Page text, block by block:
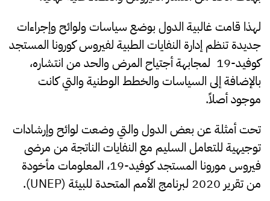
لهذا قامت غالبية الدول بوضع سياسات ولوائح وإجراءات
جديدة تنظم إدارة النفايات الطبية لفيروس كورونا المستجد
كوفيد-19 لمجابهة أجتياح المرض والحد من انتشاره،
بالإضافة إلى السياسات والخطط الوطنية والتي كانت
موجود أصلاً.
تحت أمثلة عن بعض الدول والتي وضعت لوائح وإرشادات
توجيهية للتعامل السليم مع النفايات الناتجة من مرضى
فيروس مورونا المستجد كوفيد-19، المعلومات مأخودة
من تقرير 2020 لبرنامج الأمم المتحدة للبيئة (UNEP).